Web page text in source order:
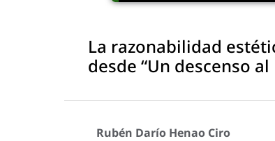
La razonabilidad
desde “Un descenso
Rubén Darío Henao Ciro